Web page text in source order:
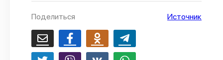
Поделиться Источник